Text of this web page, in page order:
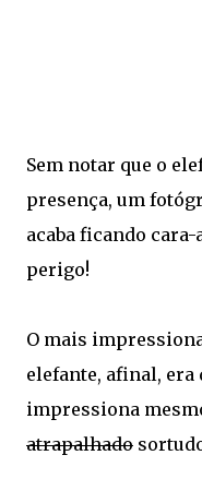
Sem notar que o
presença, um
acaba ficando
perigo!
O mais
elefante, afinal, era
impressiona
atrapalhado